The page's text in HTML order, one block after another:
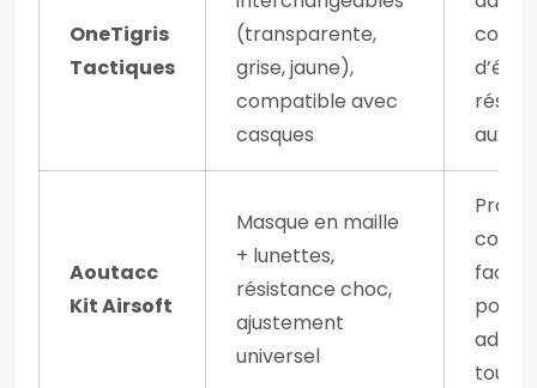
OneTigris
Tactiques
(transparente,
grise, jaune),
compatible avec
casques
aux
Aoutacc
Kit Airsoft
Masque en maille
+ lunettes,
résistance choc,
ajustement
universel
facile
tous